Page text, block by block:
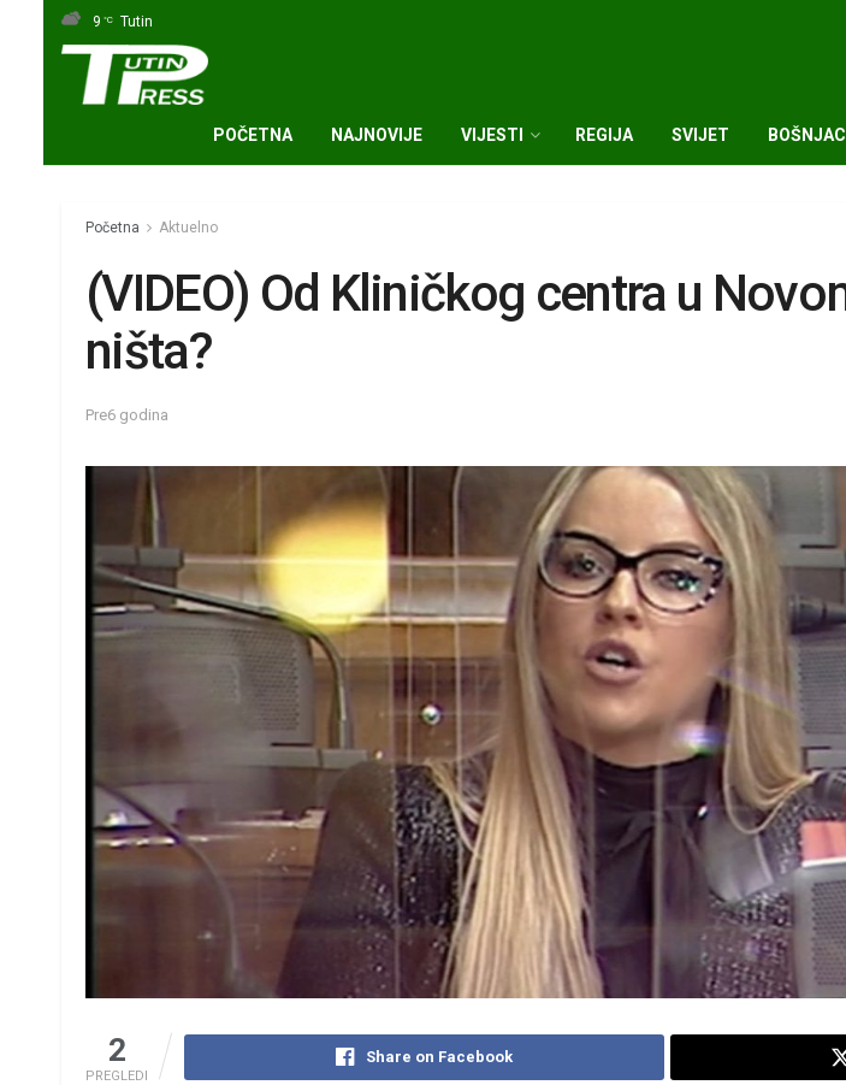
9 °C Tutin
POČETNA NAJNOVIJE VIJESTI REGIJA SVIJET BOŠNJACI
Početna Aktuelno
(VIDEO) Od Kliničkog centra u
ništa?
Pre6 godina
2
PREGLEDI
Share on Facebook